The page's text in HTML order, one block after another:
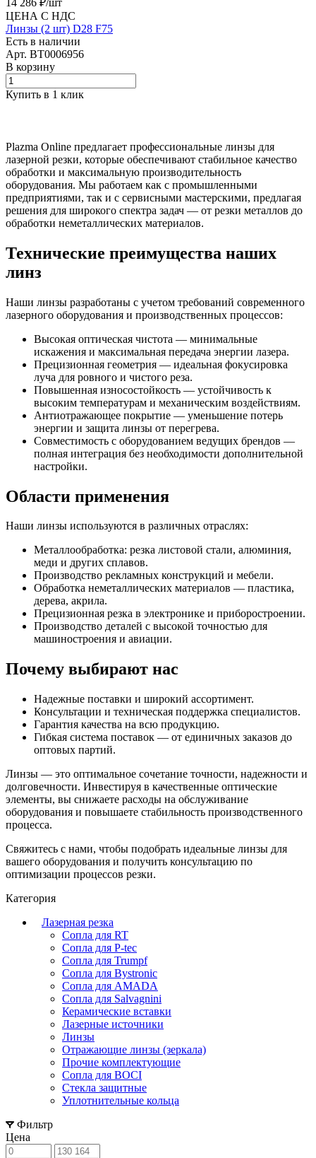
ЦЕНА С НДС
Линзы (2 шт) D28 F75
Есть в наличии
Арт. BT0006956
В корзину
Купить в 1 клик
Plazma Online предлагает профессиональные линзы для
лазерной резки, которые обеспечивают стабильное качество
обработки и максимальную производительность
оборудования. Мы работаем как с промышленными
предприятиями, так и с сервисными мастерскими, предлагая
решения для широкого спектра задач — от резки металлов до
обработки неметаллических материалов.
Технические преимущества наших
линз
Наши линзы разработаны с учетом требований современного
лазерного оборудования и производственных процессов:
Высокая оптическая чистота — минимальные
искажения и максимальная передача энергии лазера.
Прецизионная геометрия — идеальная фокусировка
луча для ровного и чистого реза.
Повышенная износостойкость — устойчивость к
высоким температурам и механическим воздействиям.
Антиотражающее покрытие — уменьшение потерь
энергии и защита линзы от перегрева.
Совместимость с оборудованием ведущих брендов —
полная интеграция без необходимости дополнительной
настройки.
Области применения
Наши линзы используются в различных отраслях:
Металлообработка: резка листовой стали, алюминия,
меди и других сплавов.
Производство рекламных конструкций и мебели.
Обработка неметаллических материалов — пластика,
дерева, акрила.
Прецизионная резка в электронике и приборостроении.
Производство деталей с высокой точностью для
машиностроения и авиации.
Почему выбирают нас
Надежные поставки и широкий ассортимент.
Консультации и техническая поддержка специалистов.
Гарантия качества на всю продукцию.
Гибкая система поставок — от единичных заказов до
оптовых партий.
Линзы — это оптимальное сочетание точности, надежности и
долговечности. Инвестируя в качественные оптические
элементы, вы снижаете расходы на обслуживание
оборудования и повышаете стабильность производственного
процесса.
Свяжитесь с нами, чтобы подобрать идеальные линзы для
вашего оборудования и получить консультацию по
оптимизации процессов резки.
Категория
Лазерная резка
Сопла для RT
Сопла для P-tec
Сопла для Trumpf
Сопла для Bystronic
Сопла для AMADA
Сопла для Salvagnini
Керамические вставки
Лазерные источники
Линзы
Отражающие линзы (зеркала)
Прочие комплектующие
Сопла для BOCI
Стекла защитные
Уплотнительные кольца
Фильтр
Цена